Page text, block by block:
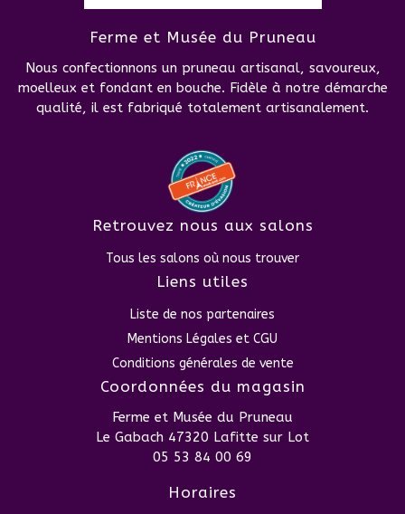
Ferme et Musée du Pruneau
Nous confectionnons un pruneau artisanal, savoureux,
moelleux et fondant en bouche. Fidèle à notre démarche
qualité, il est fabriqué totalement artisanalement.
Retrouvez nous aux salons
Tous les salons où nous trouver
Liens utiles
Liste de nos partenaires
Mentions Légales et CGU
Conditions générales de vente
Coordonnées du magasin
Ferme et Musée du Pruneau
Le Gabach 47320 Lafitte sur Lot
05 53 84 00 69
Horaires